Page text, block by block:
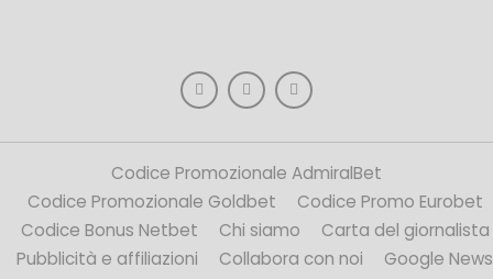
Codice Promozionale AdmiralBet
Codice Promozionale Goldbet
Codice Promo Eurobet
Codice Bonus Netbet
Chi siamo
Carta del giornalista
Pubblicità e affiliazioni
Collabora con noi
Google News